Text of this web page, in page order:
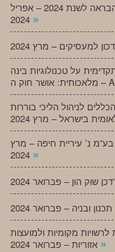
מעו”דכן יחסי עבודה – הקפאה והפחתה של דמי הבראה לשנת 2024 – אפריל
»
על טכנולוגיות בינה
לניהול הליכי בוררות
בע”מ נ’ עיריית חיפה – מרץ
»
מקומיות ולמועצות
»